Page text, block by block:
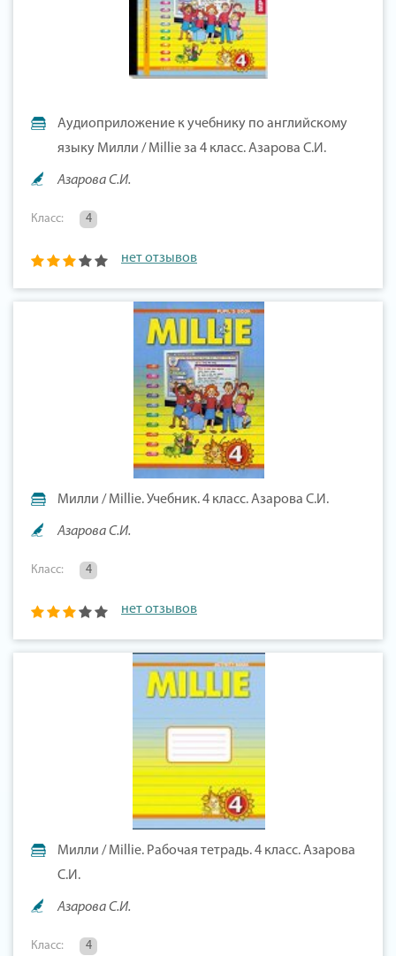
Аудиоприложение к учебнику по английскому
языку Милли / Millie за 4 класс. Азарова С.И.
Азарова С.И.
Класс: 4
нет отзывов
Милли / Millie. Учебник. 4 класс. Азарова С.И.
Азарова С.И.
Класс: 4
нет отзывов
Милли / Millie. Рабочая тетрадь. 4 класс. Азарова
С.И.
Азарова С.И.
Класс: 4